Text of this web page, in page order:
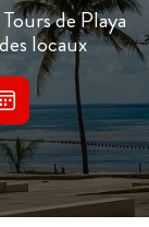
de Playa
locaux